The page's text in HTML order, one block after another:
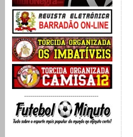
-------------------------------------